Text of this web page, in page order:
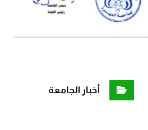
أخبار الجامعة